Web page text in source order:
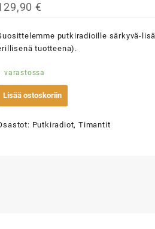
€
putkiradioille särkyvä-
tuotteena).
varastossa
Lisää ostoskoriin
Putkiradiot,Timantit